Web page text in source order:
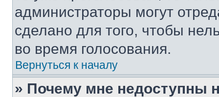
администраторы могут
сделано для того, чтобы
во время голосования.
Вернуться к началу
» Почему мне недоступны